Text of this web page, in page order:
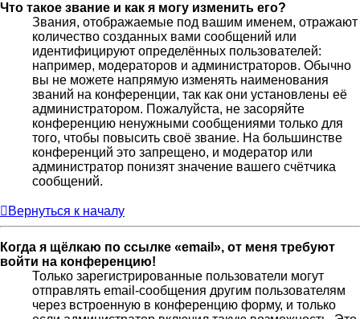
Что такое звание и как я могу изменить его?
Звания, отображаемые под вашим именем, отражают
количество созданных вами сообщений или
идентифицируют определённых пользователей:
например, модераторов и администраторов. Обычно
вы не можете напрямую изменять наименования
званий на конференции, так как они установлены её
администратором. Пожалуйста, не засоряйте
конференцию ненужными сообщениями только для
того, чтобы повысить своё звание. На большинстве
конференций это запрещено, и модератор или
администратор понизят значение вашего счётчика
сообщений.
Вернуться к началу
Когда я щёлкаю по ссылке «email», от меня требуют
войти на конференцию!
Только зарегистрированные пользователи могут
отправлять email-сообщения другим пользователям
через встроенную в конференцию форму, и только